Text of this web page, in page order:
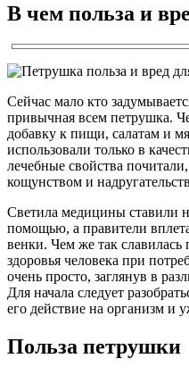
В чем польза и
Сейчас мало кто
привычная всем петрушка.
добавку к пищи, салатам и
использовали только в
лечебные свойства
кощунством и
Светила медицины ставили
помощью, а правители
венки. Чем же так славилась
здоровья человека при
очень просто, заглянув в
Для начала следует
его действие на организм и
Польза петрушки